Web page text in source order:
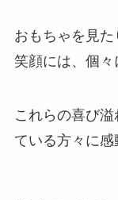
おもちゃを見
笑顔には、個々
これらの喜び
ている方々に感